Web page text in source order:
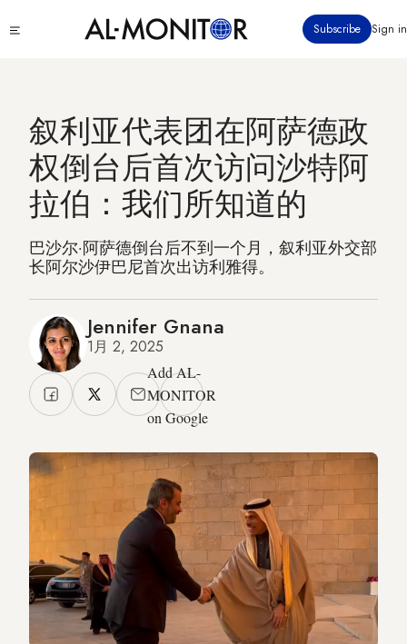
转
Subscribe Sign in
叙利亚代表团在阿萨德政
权倒台后首次访问沙特阿
拉伯：我们所知道的
巴沙尔·阿萨德倒台后不到一个月，叙利亚外交部
长阿尔沙伊巴尼首次出访利雅得。
Jennifer Gnana
1月 2, 2025
Add AL-
MONITOR
on Google